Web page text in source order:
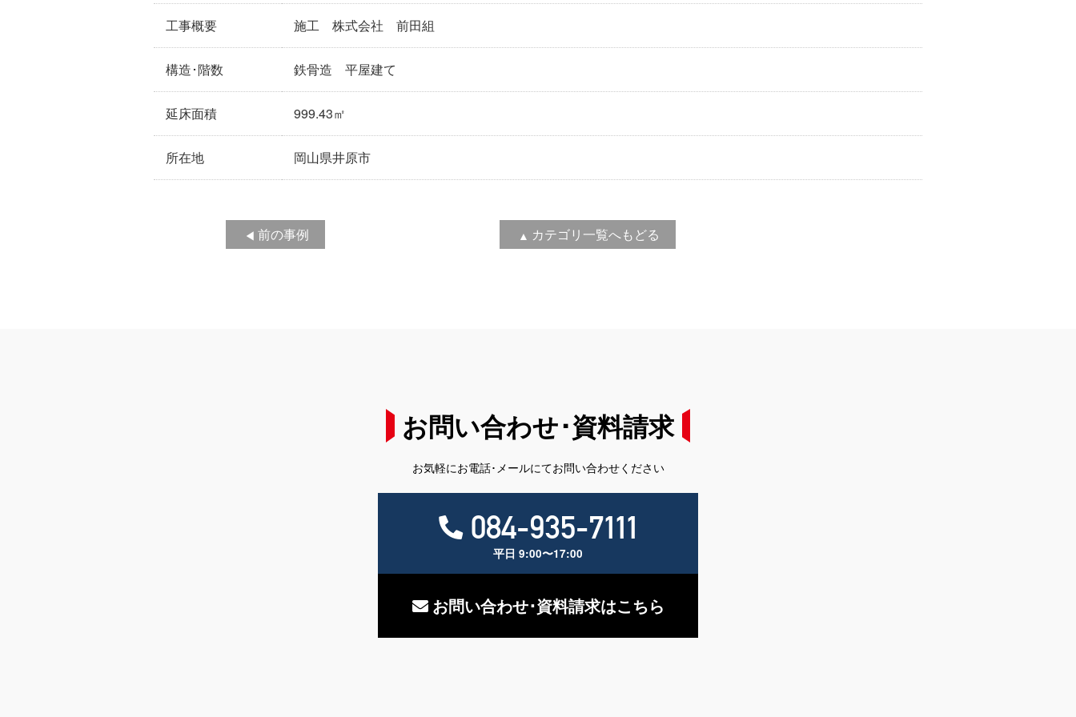
工事概要 施工 株式会社 前田組
構造･階数 鉄骨造 平屋建て
延床面積 999.43㎡
所在地 岡山県井原市
◀ 前の事例 ▲ カテゴリ一覧へもどる
お問い合わせ･資料請求
お気軽にお電話･メールにてお問い合わせください
084-935-7111
平日 9:00〜17:00
お問い合わせ･資料請求はこちら